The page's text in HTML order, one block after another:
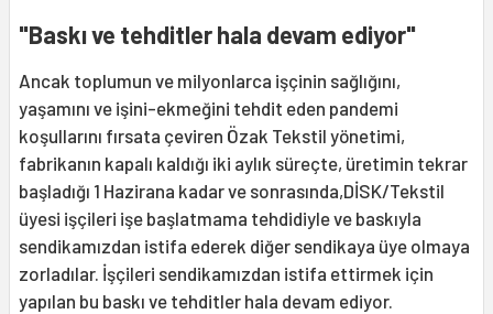
"Baskı ve tehditler hala devam ediyor"
Ancak toplumun ve milyonlarca işçinin sağlığını,
yaşamını ve işini-ekmeğini tehdit eden pandemi
koşullarını fırsata çeviren Özak Tekstil yönetimi,
fabrikanın kapalı kaldığı iki aylık süreçte, üretimin tekrar
başladığı 1 Hazirana kadar ve sonrasında,DİSK/Tekstil
üyesi işçileri işe başlatmama tehdidiyle ve baskıyla
sendikamızdan istifa ederek diğer sendikaya üye olmaya
zorladılar. İşçileri sendikamızdan istifa ettirmek için
yapılan bu baskı ve tehditler hala devam ediyor.